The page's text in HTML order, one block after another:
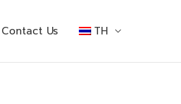
Contact Us TH